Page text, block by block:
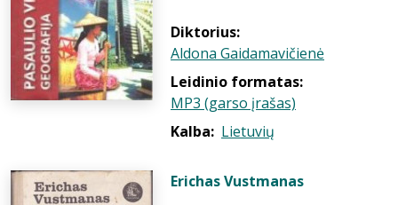
Diktorius:
Aldona Gaidamavičienė
Leidinio formatas:
MP3 (garso įrašas)
Kalba: Lietuvių
Erichas Vustmanas